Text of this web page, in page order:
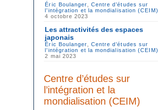
Éric Boulanger
Centre d’études sur
l’intégration et la mondialisation (CEIM)
4 octobre 2023
Les attractivités des espaces
japonais
Éric Boulanger
Centre d’études sur
l’intégration et la mondialisation (CEIM)
2 mai 2023
Centre d’études sur
l’intégration et la
mondialisation (CEIM)